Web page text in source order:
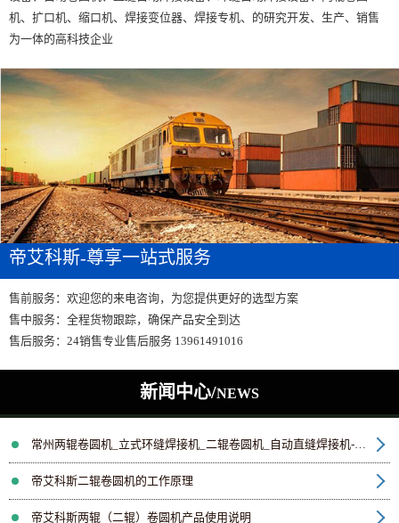
机、扩口机、缩口机、焊接变位器、焊接专机、的研究开发、生产、销售
为一体的高科技企业
帝艾科斯-尊享一站式服务
售前服务：欢迎您的来电咨询，为您提供更好的选型方案
售中服务：全程货物跟踪，确保产品安全到达
售后服务：24销售专业售后服务 13961491016
新闻中心/NEWS
常州两辊卷圆机_立式环缝焊接机_二辊卷圆机_自动直缝焊接机- 常州帝艾科斯机械有限公司
帝艾科斯二辊卷圆机的工作原理
帝艾科斯两辊（二辊）卷圆机产品使用说明